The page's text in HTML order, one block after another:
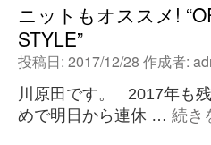
ニットもオススメ!
STYLE”
投稿日: 2017/12/28 作成者:
川原田です。 2017年も
めで明日から連休 … 続き